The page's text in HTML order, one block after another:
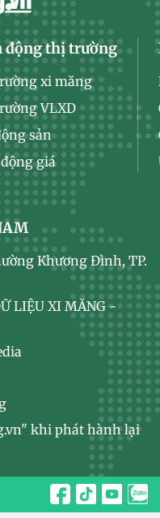
động thị trường
xi măng
VLXD
sản
giá
Khương Đình, TP.
LIỆU XI MĂNG -
khi phát hành lại